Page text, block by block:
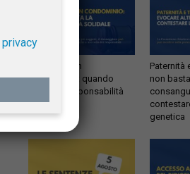
Infiltrazioni in
condominio: quando
scatta la responsabilità
solidale
Paternità
non
genetica
privacy